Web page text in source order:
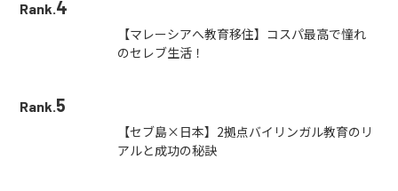
Rank.4
【マレーシアへ教育移住】コスパ最高で憧れ
のセレブ生活！
Rank.5
【セブ島×日本】2拠点バイリンガル教育のリ
アルと成功の秘訣